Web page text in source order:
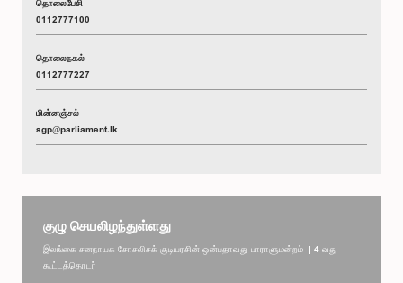
தொலைபேசி
0112777100
தொலைநகல்
0112777227
மின்னஞ்சல்
sgp@parliament.lk
குழு செயலிழந்துள்ளது
இலங்கை சனநாயக சோசலிசக் குடியரசின் ஒன்பதாவது பாராளுமன்றம் | 4 வது
கூட்டத்தொடர்